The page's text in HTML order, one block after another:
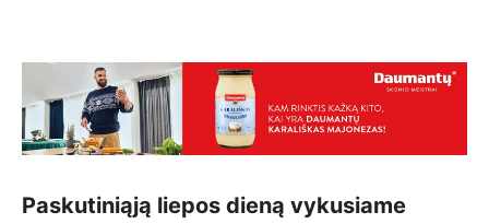
Paskutiniąją liepos dieną vykusiame